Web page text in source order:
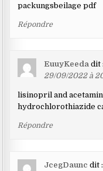
packungsbeilage pdf
Répondre
EuuyKeeda dit :
29/09/2022 à
lisinopril and
hydrochlorothiazide
Répondre
JcegDaunc dit :